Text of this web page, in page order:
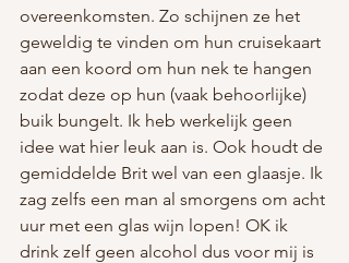
overeenkomsten. Zo schijnen ze het
geweldig te vinden om hun cruisekaart
aan een koord om hun nek te hangen
zodat deze op hun (vaak behoorlijke)
buik bungelt. Ik heb werkelijk geen
idee wat hier leuk aan is. Ook houdt de
gemiddelde Brit wel van een glaasje. Ik
zag zelfs een man al smorgens om acht
uur met een glas wijn lopen! OK ik
drink zelf geen alcohol dus voor mij is